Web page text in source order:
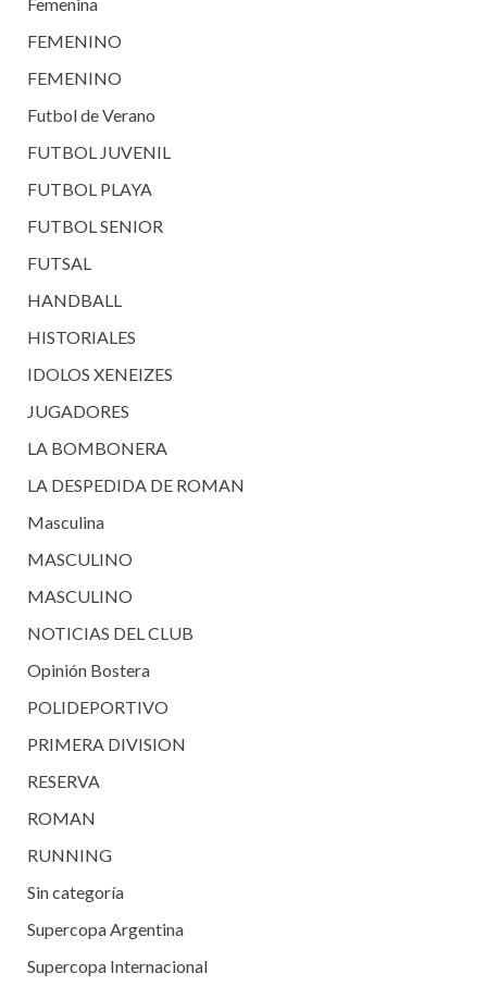
Femenina
FEMENINO
FEMENINO
Futbol de Verano
FUTBOL JUVENIL
FUTBOL PLAYA
FUTBOL SENIOR
FUTSAL
HANDBALL
HISTORIALES
IDOLOS XENEIZES
JUGADORES
LA BOMBONERA
LA DESPEDIDA DE ROMAN
Masculina
MASCULINO
MASCULINO
NOTICIAS DEL CLUB
Opinión Bostera
POLIDEPORTIVO
PRIMERA DIVISION
RESERVA
ROMAN
RUNNING
Sin categoría
Supercopa Argentina
Supercopa Internacional